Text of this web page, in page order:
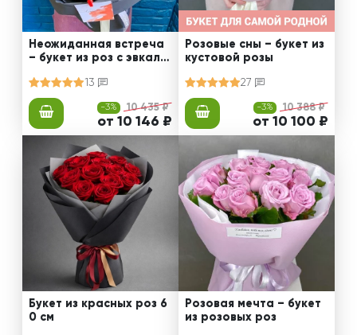
Неожиданная встреча
– букет из роз с эвкали
13
-3% 10 435 ₽
от 10 146 ₽
Розовые сны – букет из
кустовой розы
27
-3% 10 388 ₽
от 10 100 ₽
Букет из красных роз 6
0 см
Розовая мечта – букет
из розовых роз